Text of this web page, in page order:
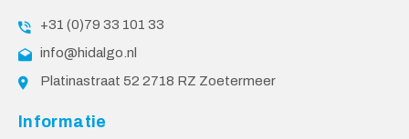
+31 (0)79 33 101 33
info@hidalgo.nl
Platinastraat 52 2718 RZ Zoetermeer
Informatie